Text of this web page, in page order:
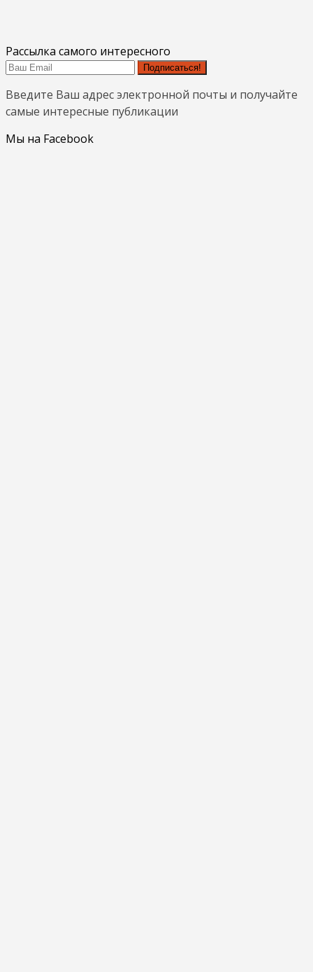
Рассылка самого интересного
Подписаться!
Введите Ваш адрес электронной почты и получайте
самые интересные публикации
Мы на Facebook